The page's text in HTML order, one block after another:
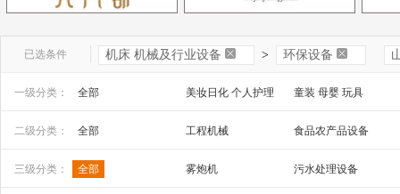
已选条件 机床 机械及行业设备 > 环保设备
一级分类： 全部 美妆日化 个人护理
童装 母婴 玩具
安全防护 五金工具
家装建材 机床 机械及行业设备
二级分类： 全部 工程机械
食品农产品设备
三级分类：
全部 雾炮机 污水处理设备